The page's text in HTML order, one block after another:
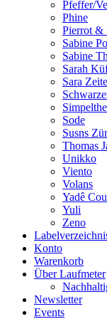
Pfeffer/
Phine
Pierrot &
Sabine
Sabine
Sarah
Sara
Sode
Susns
Thomas
Unikko
Viento
Volans
Yadê
Yuli
Zeno
Konto
Warenkorb
Über Laufmeter
Newsletter
Events